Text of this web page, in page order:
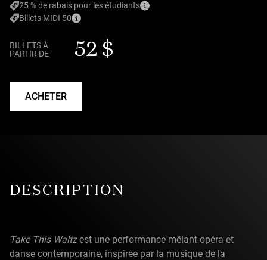
25 % de rabais pour les étudiants
Billets MIDI 50
BILLETS À
PARTIR DE
52 $
ACHETER
DESCRIPTION
Take This Waltzest une performance mêlant opéra et
danse contemporaine, inspirée par la musique de la